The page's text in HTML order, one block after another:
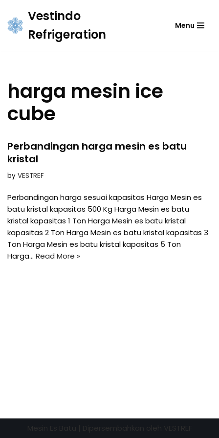
Skip
Vestindo
Refrigeration
Menu
harga mesin ice
cube
Perbandingan harga mesin es batu
kristal
by VESTREF
Perbandingan harga sesuai kapasitas Harga Mesin es
batu kristal kapasitas 500 Kg Harga Mesin es batu
kristal kapasitas 1 Ton Harga Mesin es batu kristal
kapasitas 2 Ton Harga Mesin es batu kristal kapasitas 3
Ton Harga Mesin es batu kristal kapasitas 5 Ton
Harga… Read More »
VESTREF